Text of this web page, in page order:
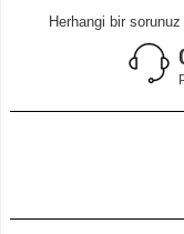
Herhangi bir